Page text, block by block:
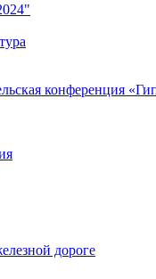
конференция
дороге